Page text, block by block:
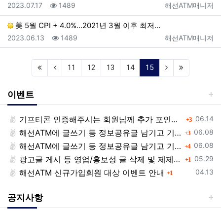
등록자
해선ATM매니저
등록일
2023.07.17 조회
1489
美 5월 CPI + 4.0%…2021년 3월 이후 최저…
등록자
해선ATM매니저
등록일
2023.06.13 조회
1489
11 12 13 14 15(current)
이벤트
등록일
06.14
기프티콘 인증해주시는 회원님께 추가 포인트 쏩니다!! 3댓글
등록일
06.08
해선ATM에 글쓰기 등 정보공유글 남기고 기프티콘 받자! 3댓글
등록일
06.08
해선ATM에 글쓰기 등 정보공유글 남기고 기프티콘 받자! 4댓글
등록일
05.29
광고글 게시 등 영업/홍보성 글 삭제 및 제제대상입니다. 1댓글
등록일
04.13
해선ATM 신규가입회원 대상 이벤트 안내 1
공지사항